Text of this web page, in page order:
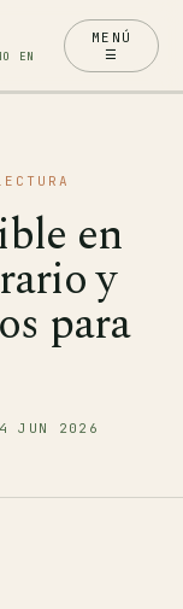
EN
MENÚ
☰
en
y
para
JUN 2026